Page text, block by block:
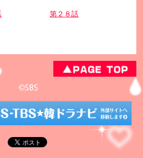
第２８話